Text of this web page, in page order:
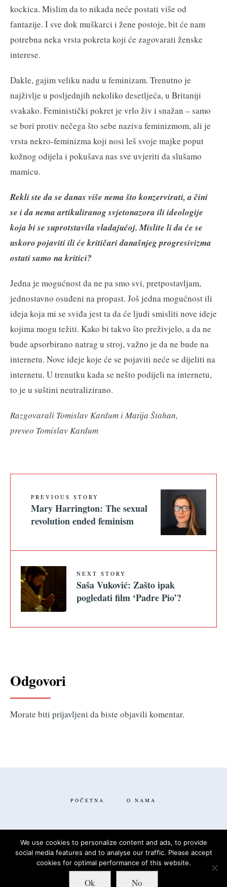
kockica. Mislim da to nikada neće postati više od
fantazije. I sve dok muškarci i žene postoje, bit će nam
potrebna neka vrsta pokreta koji će zagovarati ženske
interese.
Dakle, gajim veliku nadu u feminizam. Trenutno je
najživlje u posljednjih nekoliko desetljeća, u Britaniji
svakako. Feministički pokret je vrlo živ i snažan – samo
se bori protiv nečega što sebe naziva feminizmom, ali je
vrsta nekro-feminizma koji nosi leš svoje majke poput
kožnog odijela i pokušava nas sve uvjeriti da slušamo
mamicu.
Rekli ste da se danas više nema što konzervirati, a čini
se i da nema artikuliranog svjetonazora ili ideologije
koja bi se suprotstavila vladajućoj. Mislite li da će se
uskoro pojaviti ili će kritičari današnjeg progresivizma
ostati samo na kritici?
Jedna je mogućnost da ne pa smo svi, pretpostavljam,
jednostavno osuđeni na propast. Još jedna mogućnost ili
ideja koja mi se sviđa jest ta da će ljudi smisliti nove ideje
kojima mogu težiti. Kako bi takvo što preživjelo, a da ne
bude apsorbirano natrag u stroj, važno je da ne bude na
internetu. Nove ideje koje će se pojaviti neće se dijeliti na
internetu. U trenutku kada se nešto podijeli na internetu,
to je u suštini neutralizirano.
Razgovarali Tomislav Kardum i Matija Štahan,
preveo Tomislav Kardum
PREVIOUS STORY
Mary Harrington: The sexual
revolution ended feminism
NEXT STORY
Saša Vuković: Zašto ipak
pogledati film ‘Padre Pio’?
Odgovori
Morate biti prijavljeni da biste objavili komentar.
POČETNA O NAMA
FACEBOOK TWITTER
We use cookies to personalize content and ads, to provide
social media features and to analyse our traffic. Please accept
cookies for optimal performance of this website.
Ok No